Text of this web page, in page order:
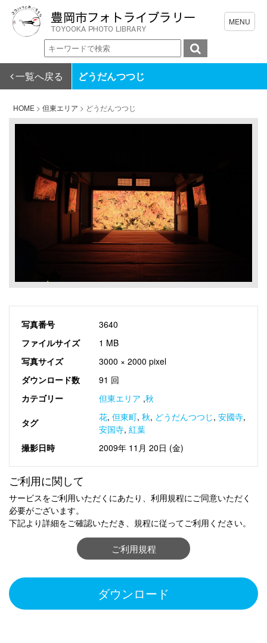
一覧へ戻る どうだんつつじ
HOME > 但東エリア > どうだんつつじ
写真番号
3640
ファイルサイズ
1 MB
写真サイズ
3000 × 2000 pixel
ダウンロード数
91 回
カテゴリー
但東エリア ,秋
タグ 花, 但東町, 秋, どうだんつつじ, 安國寺,
安国寺, 紅葉
撮影日時
2009年 11月 20日 (金)
ご利用に関して
サービスをご利用いただくにあたり、利用規程にご同意いただく
必要がございます。
下記より詳細をご確認いただき、規程に従ってご利用ください。
ご利用規程
ダウンロード